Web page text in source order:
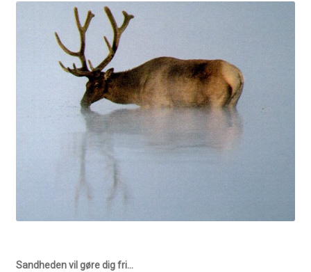
Sandheden vil gøre dig fri…